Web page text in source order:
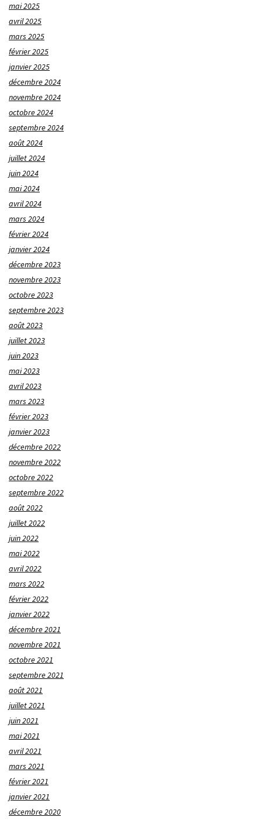
mai 2025
avril 2025
mars 2025
février 2025
janvier 2025
décembre 2024
novembre 2024
octobre 2024
septembre 2024
août 2024
juillet 2024
juin 2024
mai 2024
avril 2024
mars 2024
février 2024
janvier 2024
décembre 2023
novembre 2023
octobre 2023
septembre 2023
août 2023
juillet 2023
juin 2023
mai 2023
avril 2023
mars 2023
février 2023
janvier 2023
décembre 2022
novembre 2022
octobre 2022
septembre 2022
août 2022
juillet 2022
juin 2022
mai 2022
avril 2022
mars 2022
février 2022
janvier 2022
décembre 2021
novembre 2021
octobre 2021
septembre 2021
août 2021
juillet 2021
juin 2021
mai 2021
avril 2021
mars 2021
février 2021
janvier 2021
décembre 2020